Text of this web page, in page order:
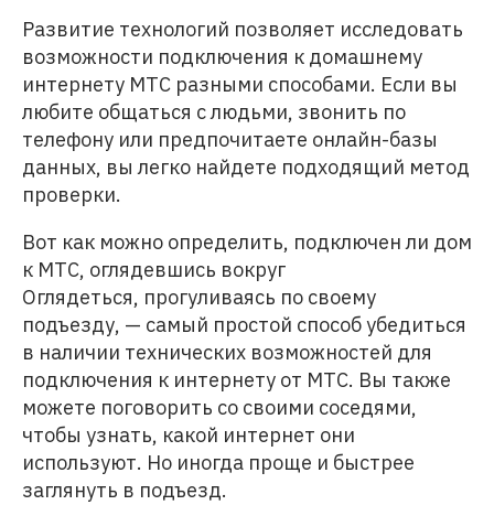
Развитие технологий позволяет исследовать
возможности подключения к домашнему
интернету МТС разными способами. Если вы
любите общаться с людьми, звонить по
телефону или предпочитаете онлайн-базы
данных, вы легко найдете подходящий метод
проверки.
Вот как можно определить, подключен ли дом
к МТС, оглядевшись вокруг
Оглядеться, прогуливаясь по своему
подъезду, — самый простой способ убедиться
в наличии технических возможностей для
подключения к интернету от МТС. Вы также
можете поговорить со своими соседями,
чтобы узнать, какой интернет они
используют. Но иногда проще и быстрее
заглянуть в подъезд.